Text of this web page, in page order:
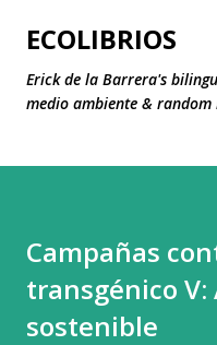
Ir al
ECOLIBRIOS
Erick de la Barrera's
medio ambiente & random
Campañas
transgénico
sostenible